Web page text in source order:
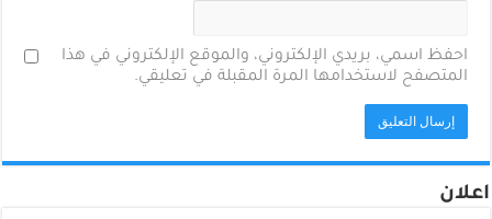
احفظ اسمي، بريدي الإلكتروني، والموقع الإلكتروني في هذا
المتصفح لاستخدامها المرة المقبلة في تعليقي.
اعلان